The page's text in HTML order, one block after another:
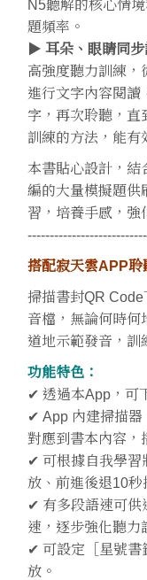
N5聽解的核心情
題頻率。
▶ 耳朵、眼睛同
高強度聽力訓練，
進行文字內容閱讀
字，再次聆聽，直
訓練的方法，能有
本書貼心設計，結
編的大量模擬題供
習，培養手感，強
搭配寂天雲APP聆
掃描書封QR
音檔，無論何時何
道地示範發音，訓
功能特色：
✔ 透過本App，可
✔ App 內建掃描器
對應到書本內容，
✔ 可根據自我學習
放、前進後退10秒
✔ 有多段語速可供
速，逐步強化聽力
✔ 可設定［星號書
放。